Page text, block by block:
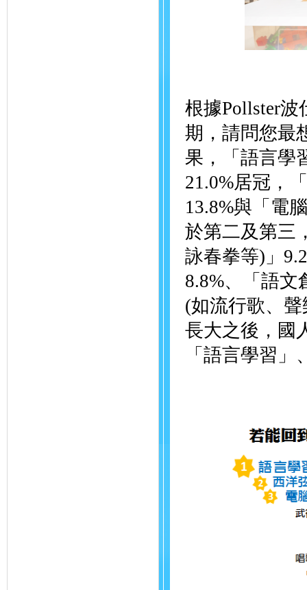
根據Pollster
期，請問您最
果，「語言學
21.0%居冠，
13.8%與「電
於第二及第三
詠春拳等)」
8.8%、「語文
(如流行歌、
長大之後，國
「語言學習